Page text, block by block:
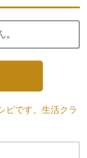
ピです。生活クラ